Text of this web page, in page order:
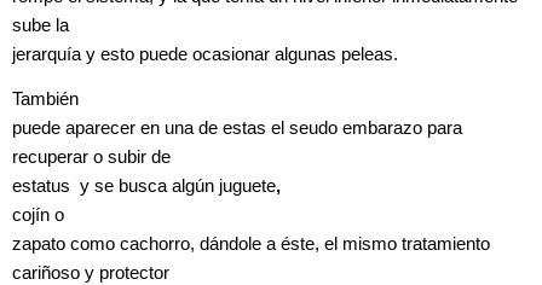
sube la
jerarquía y esto puede ocasionar algunas peleas.
También
puede aparecer en una de estas el seudo embarazo para
recuperar o subir de
estatus y se busca algún juguete,
cojín o
zapato como cachorro, dándole a éste, el mismo tratamiento
cariñoso y protector